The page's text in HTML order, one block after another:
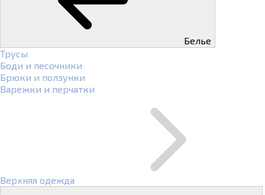
Белье
Трусы
Боди и песочники
Брюки и ползунки
Варежки и перчатки
Верхняя одежда